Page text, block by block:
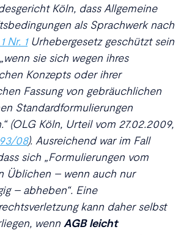
Köln, dass Allgemeine
als Sprachwerk nach
Nr. 1Urhebergesetz geschützt sein
sie sich wegen ihres
Konzepts oder ihrer
Fassung von gebräuchlichen
Standardformulierungen
(OLG Köln, Urteil vom 27.02.2009,
08). Ausreichend war im Fall
sich „Formulierungen vom
Üblichen – wenn auch nur
– abheben“. Eine
kann daher selbst
wenn AGB leicht